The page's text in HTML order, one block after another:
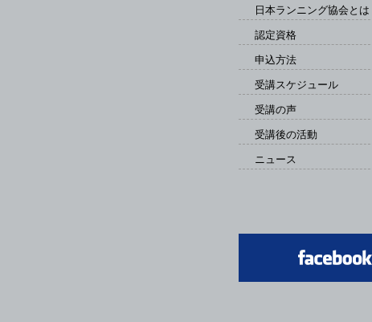
日本ランニング協会とは
認定資格
申込方法
受講スケジュール
受講の声
受講後の活動
ニュース